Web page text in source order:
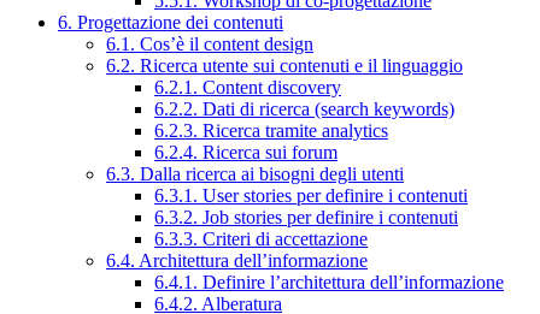
6. Progettazione dei contenuti
6.1. Cos’è il content design
6.2. Ricerca utente sui contenuti e il linguaggio
6.2.1. Content discovery
6.2.2. Dati di ricerca (search keywords)
6.2.3. Ricerca tramite analytics
6.2.4. Ricerca sui forum
6.3. Dalla ricerca ai bisogni degli utenti
6.3.1. User stories per definire i contenuti
6.3.2. Job stories per definire i contenuti
6.3.3. Criteri di accettazione
6.4. Architettura dell’informazione
6.4.1. Definire l’architettura dell’informazione
6.4.2. Alberatura